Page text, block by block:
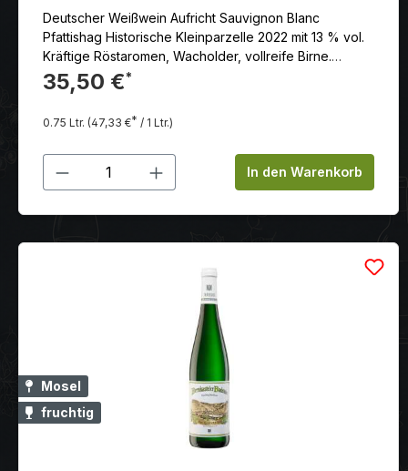
Deutscher Weißwein Aufricht Sauvignon Blanc
Pfattishag Historische Kleinparzelle 2022 mit 13 % vol.
Kräftige Röstaromen, Wacholder, vollreife Birne.
Schmelz und enorme Würze. Ein hervorragender
Speisebegleiter mit viel Potenzial.
35,50 €*
0.75 Ltr. (47,33 €* / 1 Ltr.)
Produkt Anzahl: Gib denIn den Warenkorb
Mosel
fruchtig